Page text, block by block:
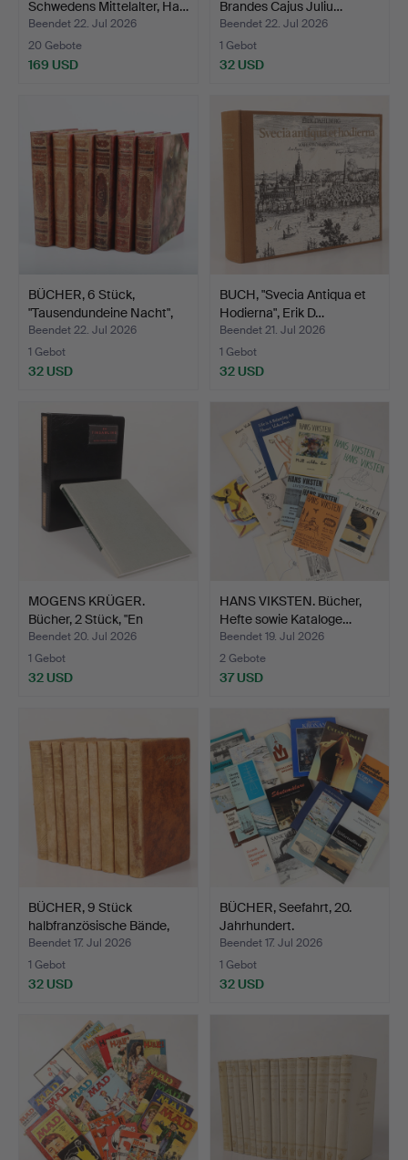
Schwedens Mittelalter, Ha…
Beendet 22. Jul 2026
20 Gebote
169 USD
Brandes Cajus Juliu…
Beendet 22. Jul 2026
1 Gebot
32 USD
BÜCHER, 6 Stück,
"Tausendundeine Nacht",
h…
Beendet 22. Jul 2026
1 Gebot
32 USD
BUCH, "Svecia Antiqua et
Hodierna", Erik D…
Beendet 21. Jul 2026
1 Gebot
32 USD
MOGENS KRÜGER.
Bücher, 2 Stück, "En
tinsam…
Beendet 20. Jul 2026
1 Gebot
32 USD
HANS VIKSTEN. Bücher,
Hefte sowie Kataloge…
Beendet 19. Jul 2026
2 Gebote
37 USD
BÜCHER, 9 Stück
halbfranzösische Bände,
Da…
Beendet 17. Jul 2026
1 Gebot
32 USD
BÜCHER, Seefahrt, 20.
Jahrhundert.
Beendet 17. Jul 2026
1 Gebot
32 USD